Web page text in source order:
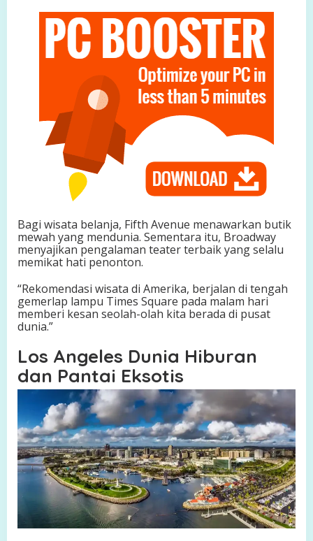
e
r
s
e
b
Bagi wisata belanja, Fifth Avenue menawarkan butik
mewah yang mendunia. Sementara itu, Broadway
menyajikan pengalaman teater terbaik yang selalu
memikat hati penonton.
“Rekomendasi wisata di Amerika, berjalan di tengah
gemerlap lampu Times Square pada malam hari
memberi kesan seolah-olah kita berada di pusat
dunia.”
Los Angeles Dunia Hiburan
dan Pantai Eksotis